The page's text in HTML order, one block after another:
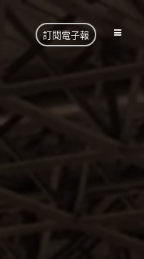
訂閱電子報